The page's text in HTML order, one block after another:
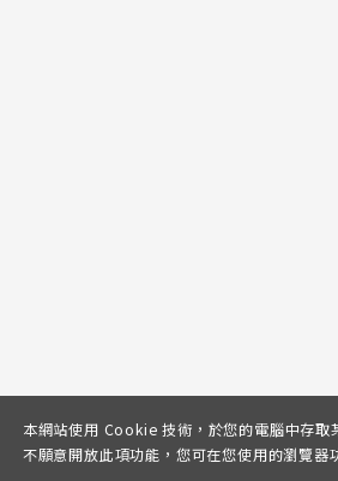
本網站使用 Cookie 技術，於您的電腦中存
不願意開放此項功能，您可在您使用的瀏覽